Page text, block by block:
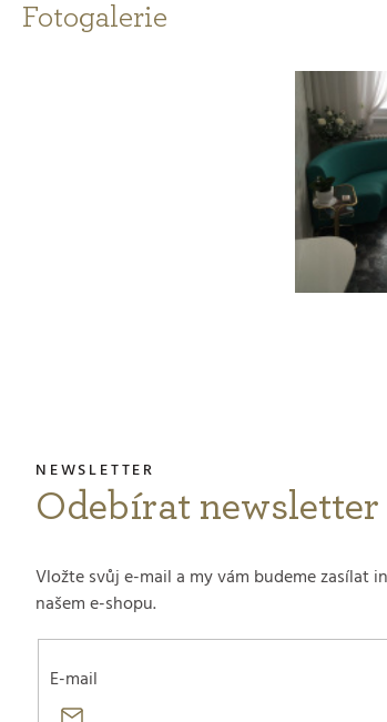
Fotogalerie
Odebírat newsletter
Vložte svůj e-mail a my vám budeme zasílat
našem e-shopu.
E-mail